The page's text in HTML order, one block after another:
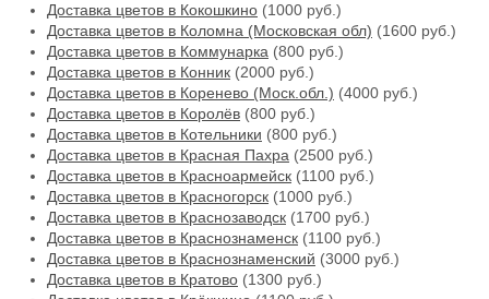
Доставка цветов в Кокошкино (1000 руб.)
Доставка цветов в Коломна (Московская обл) (1600 руб.)
Доставка цветов в Коммунарка (800 руб.)
Доставка цветов в Конник (2000 руб.)
Доставка цветов в Коренево (Моск.обл.) (4000 руб.)
Доставка цветов в Королёв (800 руб.)
Доставка цветов в Котельники (800 руб.)
Доставка цветов в Красная Пахра (2500 руб.)
Доставка цветов в Красноармейск (1100 руб.)
Доставка цветов в Красногорск (1000 руб.)
Доставка цветов в Краснозаводск (1700 руб.)
Доставка цветов в Краснознаменск (1100 руб.)
Доставка цветов в Краснознаменский (3000 руб.)
Доставка цветов в Кратово (1300 руб.)